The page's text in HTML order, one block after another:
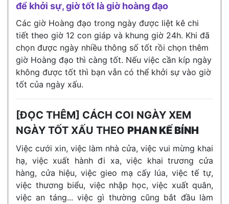
để khởi sự, giờ tốt là giờ hoàng đạo
Các giờ Hoàng đạo trong ngày được liệt kê chi
tiết theo giờ 12 con giáp và khung giờ 24h. Khi đã
chọn được ngày nhiều thông số tốt rồi chọn thêm
giờ Hoàng đạo thì càng tốt. Nếu việc cần kíp ngày
không được tốt thì bạn vẫn có thể khởi sự vào giờ
tốt của ngày xấu.
[ĐỌC THÊM] CÁCH COI NGÀY XEM
NGÀY TỐT XẤU THEO PHAN KẾ BÍNH
Việc cưới xin, việc làm nhà cửa, việc vui mừng khai
hạ, việc xuất hành đi xa, việc khai trương cửa
hàng, cửa hiệu, việc gieo mạ cấy lúa, việc tế tự,
việc thương biểu, việc nhập học, việc xuất quân,
việc an táng... việc gì thường cũng bắt đầu làm